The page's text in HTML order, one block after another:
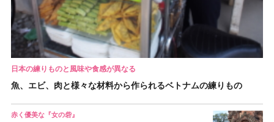
日本の練りものと風味や食感が異なる
魚、エビ、肉と様々な材料から作られるベトナムの練りもの
赤く優美な『女の砦』